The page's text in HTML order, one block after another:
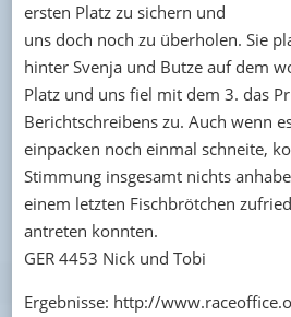
ersten Platz zu sichern und
uns doch noch zu überholen. Sie
hinter Svenja und Butze auf dem
Platz und uns fiel mit dem 3. das
Berichtschreibens zu. Auch wenn
einpacken noch einmal schneite,
Stimmung insgesamt nichts
einem letzten Fischbrötchen
antreten konnten.
GER 4453 Nick und Tobi
Ergebnisse: http://